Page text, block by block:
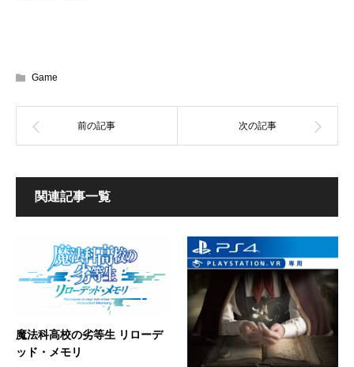
Game
関連記事一覧
魔法科高校の劣等生 リローデ
ッド・メモリ